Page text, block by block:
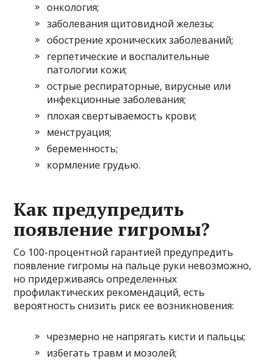
онкология;
заболевания щитовидной железы;
обострение хронических заболеваний;
герпетические и воспалительные
патологии кожи;
острые респираторные, вирусные или
инфекционные заболевания;
плохая свертываемость крови;
менструация;
беременность;
кормление грудью.
Как предупредить
появление гигромы?
Со 100-процентной гарантией предупредить
появление гигромы на пальце руки невозможно,
но придерживаясь определенных
профилактических рекомендаций, есть
вероятность снизить риск ее возникновения:
чрезмерно не напрягать кисти и пальцы;
избегать травм и мозолей;